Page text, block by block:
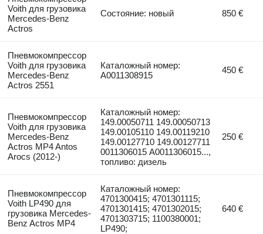
Voith для грузовика
Mercedes-Benz
Actros
Состояние: новый 850 €
Пневмокомпрессор
Voith для грузовика
Mercedes-Benz
Actros 2551
Каталожный номер:
A0011308915
450 €
Пневмокомпрессор
Voith для грузовика
Mercedes-Benz
Actros MP4 Antos
Arocs (2012-)
Каталожный номер:
149.00050711 149.00050713
149.00105110 149.00119210
149.00127710 149.00127711
0011306015 A0011306015...,
топливо: дизель
250 €
Пневмокомпрессор
Voith LP490 для
грузовика Mercedes-
Benz Actros MP4
Каталожный номер:
4701300415; 4701301115;
4701301415; 4701302015;
4701303715; 1100380001;
LP490;
640 €